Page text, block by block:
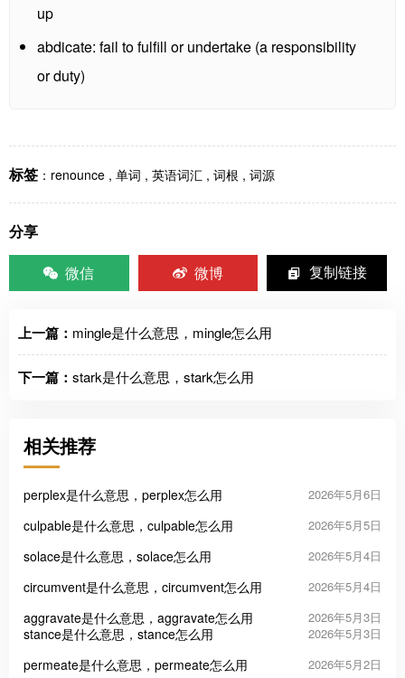
up
abdicate: fail to fulfill or undertake (a responsibility
or duty)
标签 ： renounce , 单词 , 英语词汇 , 词根 , 词源
分享
微信
微博 复制链接
上一篇： mingle是什么意思，mingle怎么用
下一篇： stark是什么意思，stark怎么用
相关推荐
perplex是什么意思，perplex怎么用 2026年5月6日
culpable是什么意思，culpable怎么用 2026年5月5日
solace是什么意思，solace怎么用 2026年5月4日
circumvent是什么意思，circumvent怎么用 2026年5月4日
aggravate是什么意思，aggravate怎么用 2026年5月3日
stance是什么意思，stance怎么用 2026年5月3日
permeate是什么意思，permeate怎么用 2026年5月2日